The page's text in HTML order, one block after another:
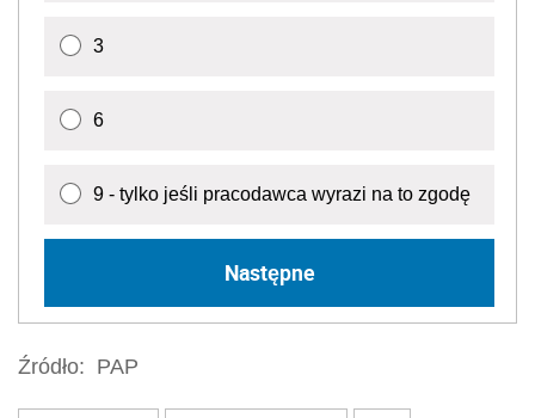
3
6
9 - tylko jeśli pracodawca wyrazi na to zgodę
Następne
Źródło: PAP